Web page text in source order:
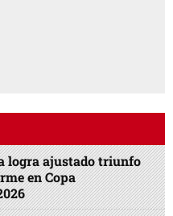
logra ajustado triunfo
en Copa